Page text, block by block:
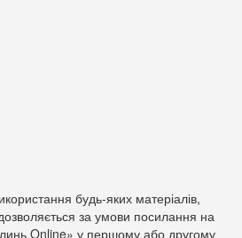
будь-яких матеріалів,
за умови посилання на
Online» у першому або другому